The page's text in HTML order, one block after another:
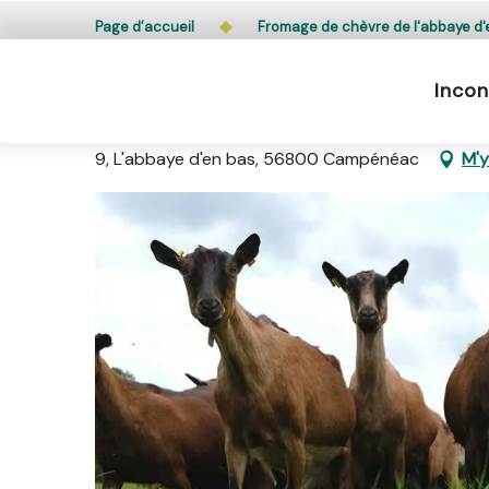
au
L’accès du public aux bois, massifs forestiers et
Page d’accueil Fromage de chèvre de l'abbaye
Fromage de chèvre de
9, L'abbaye d'en bas, 56800 Campénéac